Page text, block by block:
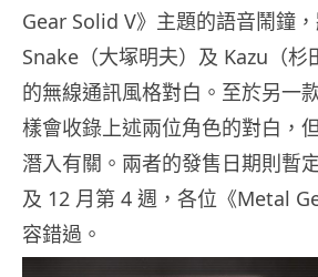
Gear Solid V》主題的語音鬧鐘
Snake（大塚明夫）及 Kazu（杉
的無線通訊風格對白。至於另一
樣會收錄上述兩位角色的對白，
潛入有關。兩者的發售日期則暫
及 12 月第 4 週，各位《Metal
容錯過。